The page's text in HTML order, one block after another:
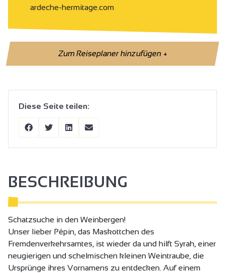
ardeche-hermitage.com
Zum Reiseplaner hinzufügen+
Diese Seite teilen:
BESCHREIBUNG
Schatzsuche in den Weinbergen!
Unser lieber Pépin, das Maskottchen des
Fremdenverkehrsamtes, ist wieder da und hilft Syrah, einer
neugierigen und schelmischen kleinen Weintraube, die
Ursprünge ihres Vornamens zu entdecken. Auf einem